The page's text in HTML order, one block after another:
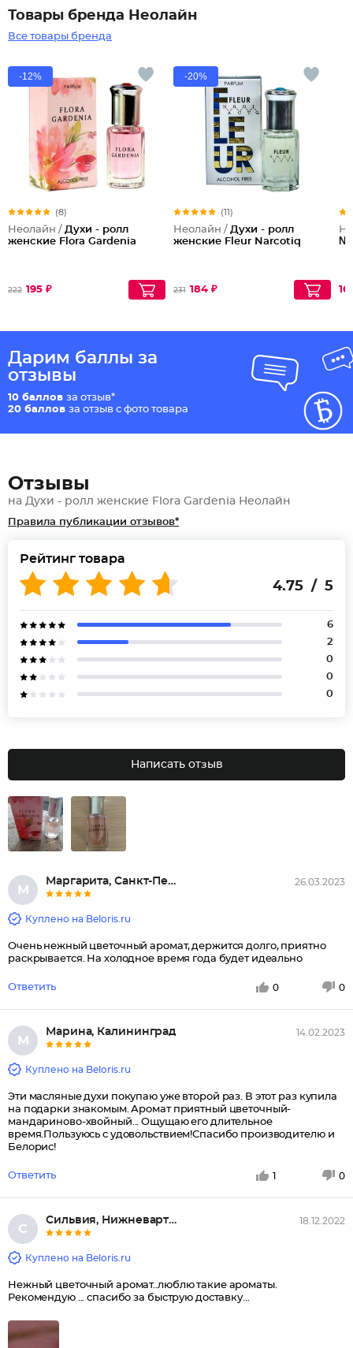
Товары бренда Неолайн
Все товары бренда
-12%
(8)
Неолайн / Духи - ролл
женские Flora Gardenia
222 195 ₽
-20%
(11)
Неолайн / Духи - ролл
женские Fleur Narcotiq
231 184 ₽
№1
Дарим баллы за
отзывы
10 баллов за отзыв*
20 баллов за отзыв с фото товара
Отзывы
на Духи - ролл женские Flora Gardenia Неолайн
Правила публикации отзывов*
Рейтинг товара
4.75 / 5
6
2
0
0
0
Написать отзыв
М
Маргарита, Санкт-Петербург 26.03.2023
Куплено на Beloris.ru
Очень нежный цветочный аромат, держится долго, приятно
раскрывается. На холодное время года будет идеально
Ответить 0 0
М
Марина, Калининград 14.02.2023
Куплено на Beloris.ru
Эти масляные духи покупаю уже второй раз. В этот раз купила
на подарки знакомым. Аромат приятный цветочный-
мандариново-хвойный... Ощущаю его длительное
время.Пользуюсь с удовольствием!Спасибо производителю и
Белорис!
Ответить 1 0
С
Сильвия, Нижневартовск 18.12.2022
Куплено на Beloris.ru
Нежный цветочный аромат..люблю такие ароматы.
Рекомендую ... спасибо за быструю доставку...